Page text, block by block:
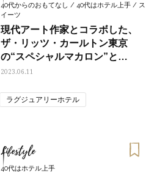
40代からのおもてなし / 40代はホテル上手 / ス
イーツ
現代アート作家とコラボした、
ザ・リッツ・カールトン東京
の“スペシャルマカロン”と
は？！
2023.06.11
ラグジュアリーホテル
Lifestyle
40代はホテル上手